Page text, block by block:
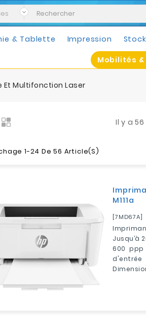
& Tablette Impression
Mobilités &
Multifonction Laser
Il y a
1-24 De 56 Article(s)
M111a
[7MD67A]
Jusqu’à
600 ppp